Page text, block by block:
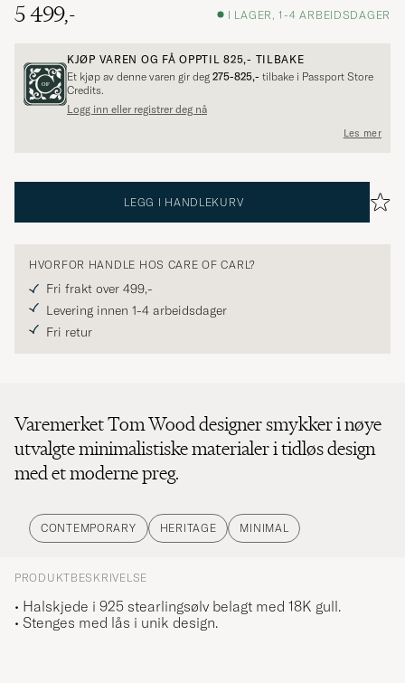
5 499,-
I LAGER, 1-4 ARBEIDSDAGER
KJØP VAREN OG FÅ OPPTIL825,- TILBAKE
Et kjøp av denne varen gir deg 275-825,- tilbake i Passport Store
Credits.
Logg inn eller registrer deg nå
Les mer
LEGG I HANDLEKURV
HVORFOR HANDLE HOS CARE OF CARL?
Fri frakt over 499,-
Levering innen 1-4 arbeidsdager
Fri retur
Varemerket Tom Wood designer smykker i nøye
utvalgte minimalistiske materialer i tidløs design
med et moderne preg.
CONTEMPORARY HERITAGE MINIMAL
PRODUKTBESKRIVELSE
• Halskjede i 925 stearlingsølv belagt med 18K gull.
• Stenges med lås i unik design.